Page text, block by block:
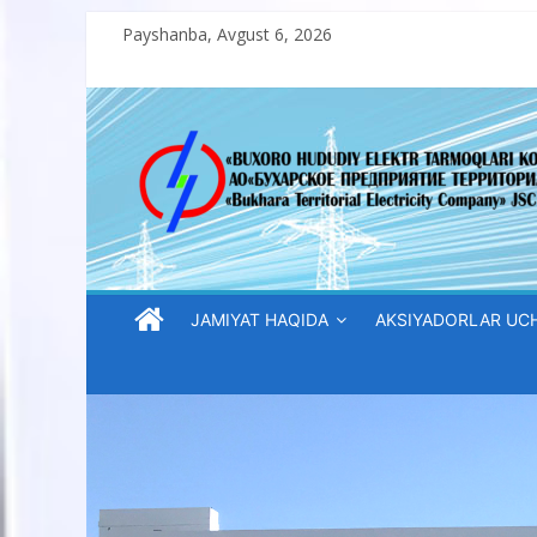
content
Payshanba, Avgust 6, 2026
“Buxoro
hududiy
elektr
tarmoqlari
korxonasi”
“Buxoro
JAMIYAT HAQIDA AKSIYADORLAR